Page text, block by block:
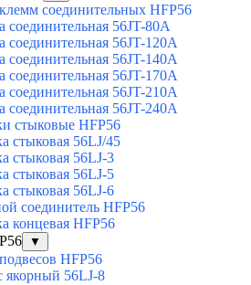
соединительных HFP56
соединительная 56JT-80A
соединительная 56JT-120A
соединительная 56JT-140A
соединительная 56JT-170A
соединительная 56JT-210A
соединительная 56JT-240A
стыковые HFP56
стыковая 56LJ/45
стыковая 56LJ-3
стыковая 56LJ-5
стыковая 56LJ-6
соединитель HFP56
концевая HFP56
▼
HFP56
якорный 56LJ-8